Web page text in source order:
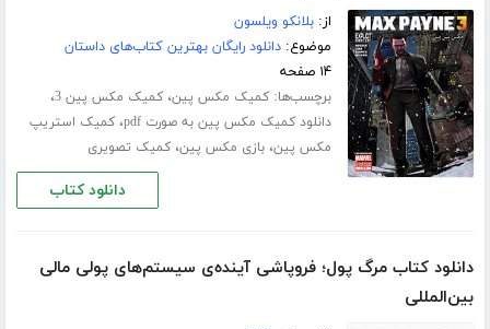
از:بلانکو ویلسون
موضوع:دانلود رایگان بهترین کتاب‌های داستان
۱۴ صفحه
برچسب‌ها:کمیک مکس پین،کمیک مکس پین 3 ،
دانلود کمیک مکس پین به صورت pdf ،کمیک استریپ
مکس پین،بازی مکس پین،کمیک تصویری
دانلود کتاب
دانلود کتاب مرگ پول؛ فروپاشی آینده‌ی سیستم‌های پولی مالی
بین‌المللی